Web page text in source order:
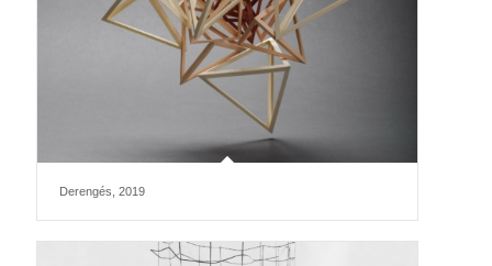
Derengés, 2019